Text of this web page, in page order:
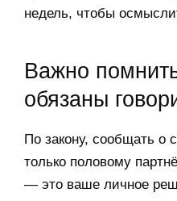
недель, чтобы
Важно
обязаны
По закону, сообщать о
только половому
— это ваше личное